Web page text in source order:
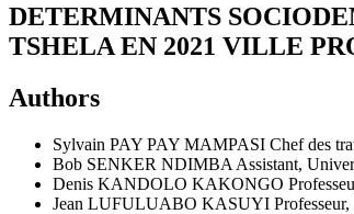
DETERMINANTS
TSHELA EN 2021 VILLE
Authors
Sylvain PAY PAY MAMPASI Chef des
Bob SENKER NDIMBA Assistant,
Denis KANDOLO KAKONGO
Jean LUFULUABO KASUYI